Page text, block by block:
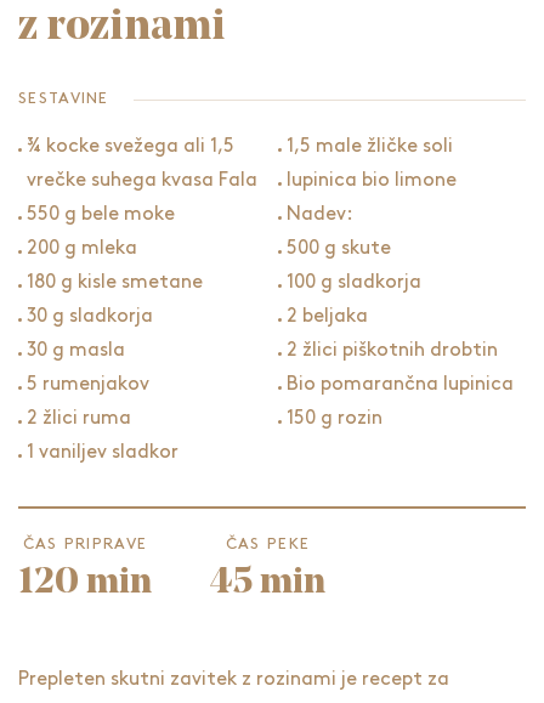
z rozinami
SESTAVINE
¾ kocke svežega ali 1,5
vrečke suhega kvasa Fala
550 g bele moke
200 g mleka
180 g kisle smetane
30 g sladkorja
30 g masla
5 rumenjakov
2 žlici ruma
1 vaniljev sladkor
1,5 male žličke soli
lupinica bio limone
Nadev:
500 g skute
100 g sladkorja
2 beljaka
2 žlici piškotnih drobtin
Bio pomarančna lupinica
150 g rozin
ČAS PRIPRAVE
120 min
ČAS PEKE
45 min
Prepleten skutni zavitek z rozinami je recept za